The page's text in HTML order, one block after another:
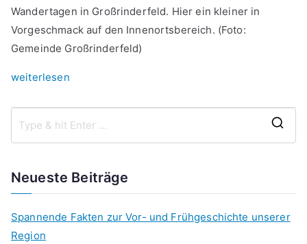
Wandertagen in Großrinderfeld. Hier ein kleiner in
Vorgeschmack auf den Innenortsbereich. (Foto:
Gemeinde Großrinderfeld)
„Taubertäler
2023:
Rund
Großrinderfeld“
weiterlesen
Neueste Beiträge
Spannende Fakten zur Vor- und Frühgeschichte unserer
Region